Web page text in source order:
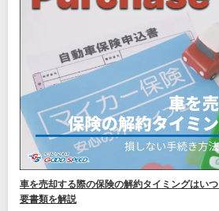
車を売却する際の保険の解約タイミングはい
要書類を解説